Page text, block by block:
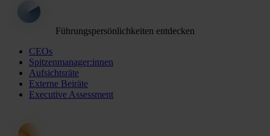
Führungspersönlichkeiten entdecken
CEOs
Spitzenmanager:innen
Aufsichtsräte
Externe Beiräte
Executive Assessment